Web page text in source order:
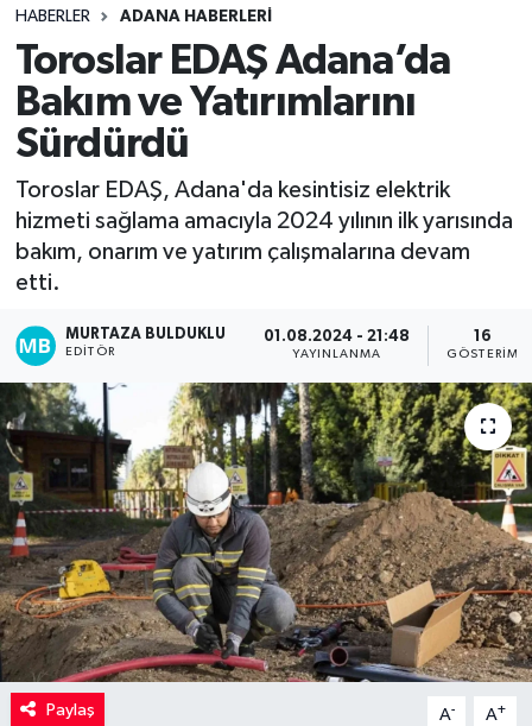
HABERLER ADANA HABERLERI
Toroslar EDAŞ Adana’da
Bakım ve Yatırımlarını
Sürdürdü
Toroslar EDAŞ, Adana'da kesintisiz elektrik
hizmeti sağlama amacıyla 2024 yılının ilk yarısında
bakım, onarım ve yatırım çalışmalarına devam
etti.
MURTAZA BULDUKLU
EDITÖR
01.08.2024 - 21:48
YAYINLANMA
16
GÖSTERIM
Paylaş A- A+
Eğitim
Siyaset
Kadın
Yaşam
Tüm Manşetler
Son Dakika Haberleri